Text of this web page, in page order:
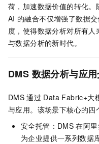
荷，加速数据价值的转化。
AI 的融合不仅增强了数据
度，使得数据分析对所有
与数据分析的新时代。
DMS 数据分析与应
DMS 通过 Data Fabric+大
与应用。该场景下核心的四
安全托管：DMS 在阿
为企业提供一系列数据